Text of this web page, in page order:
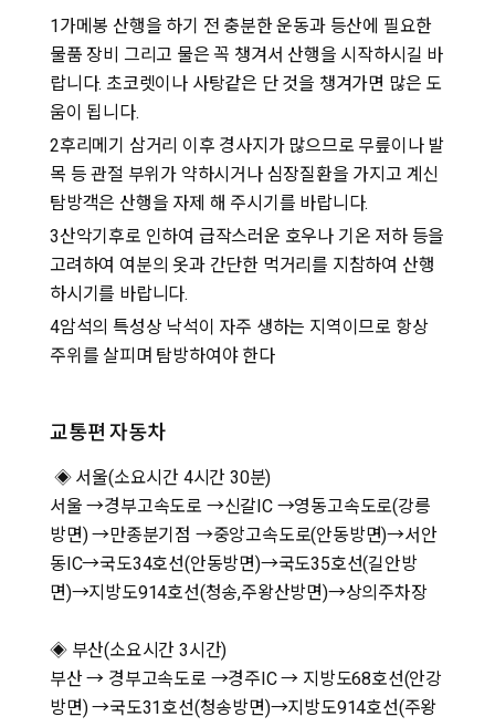
1 가메봉 산행을 하기 전 충분한 운동과 등산에 필요한
물품 장비 그리고 물은 꼭 챙겨서 산행을 시작하시길 바
랍니다. 초코렛이나 사탕같은 단 것을 챙겨가면 많은 도
움이 됩니다.
2후리메기 삼거리 이후 경사지가 많으므로 무릎이나 발
목 등 관절 부위가 약하시거나 심장질환을 가지고 계신
탐방객은 산행을 자제 해 주시기를 바랍니다.
3산악기후로 인하여 급작스러운 호우나 기온 저하 등을
고려하여 여분의 옷과 간단한 먹거리를 지참하여 산행
하시기를 바랍니다.
4암석의 특성상 낙석이 자주 생하는 지역이므로 항상
주위를 살피며 탐방하여야 한다
교통편 자동차
◈ 서울(소요시간 4시간 30분)
서울 →경부고속도로 →신갈IC →영동고속도로(강릉
방면) →만종분기점 →중앙고속도로(안동방면)→서안
동IC→국도34호선(안동방면)→국도35호선(길안방
면)→지방도914호선(청송,주왕산방면)→상의주차장
◈ 부산(소요시간 3시간)
부산 → 경부고속도로 →경주IC → 지방도68호선(안강
방면) →국도31호선(청송방면)→지방도914호선(주왕